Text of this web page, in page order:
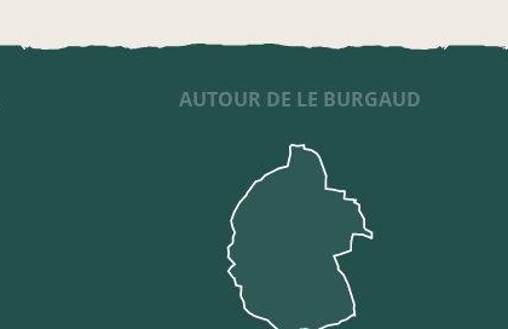
AUTOUR DE LE BURGAUD